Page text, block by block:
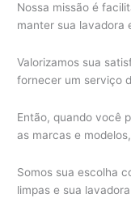
Nossa missão é
manter sua lavadora
Valorizamos sua
fornecer um serviço
Então, quando você
as marcas e
Somos sua escolha
limpas e sua